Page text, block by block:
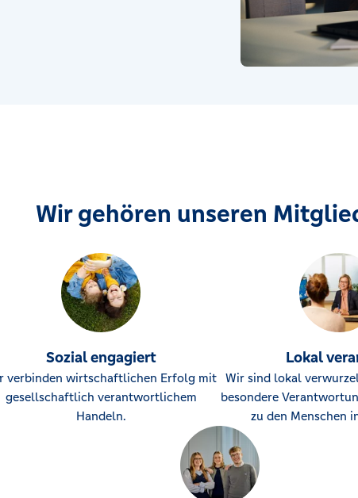
Wir gehören unseren
Sozial engagiert
verbinden wirtschaftlichen Erfolg mit
gesellschaftlich verantwortlichem
Handeln.
Lokal
Wir sind lokal
besondere
zu den Menschen